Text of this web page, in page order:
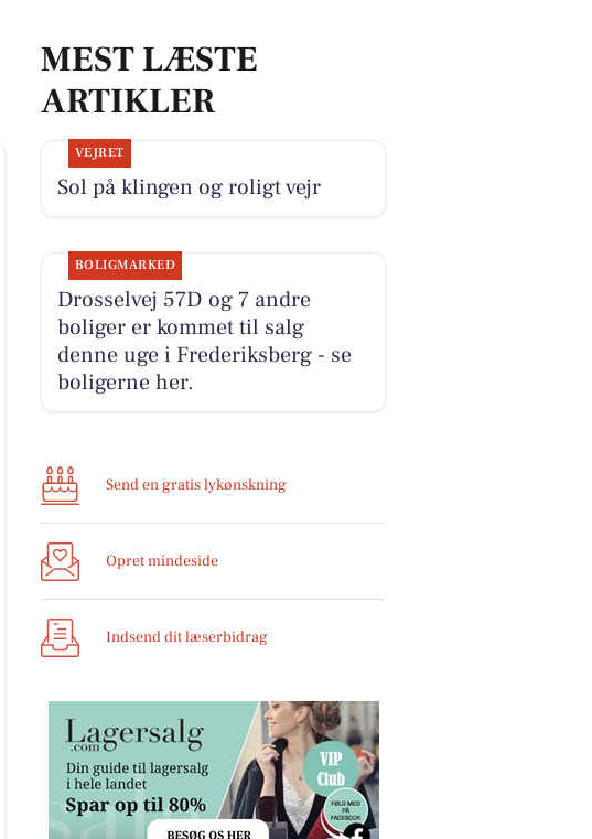
MEST LÆSTE
ARTIKLER
VEJRET
Sol på klingen og roligt vejr
BOLIGMARKED
Drosselvej 57D og 7 andre
boliger er kommet til salg
denne uge i Frederiksberg - se
boligerne her.
Send en gratis lykønskning
Opret mindeside
Indsend dit læserbidrag